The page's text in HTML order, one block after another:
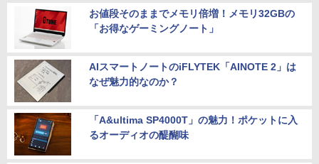
お値段そのままでメモリ倍増！メモリ32GBの
「お得なゲーミングノート」
AIスマートノートのiFLYTEK「AINOTE 2」は
なぜ魅力的なのか？
「A&ultima SP4000T」の魅力！ポケットに入
るオーディオの醍醐味